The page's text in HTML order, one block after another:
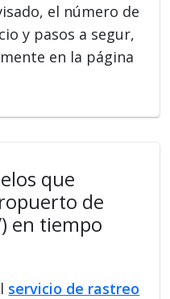
el número de
y pasos a segur,
en la página
que
de
en tiempo
servicio de rastreo